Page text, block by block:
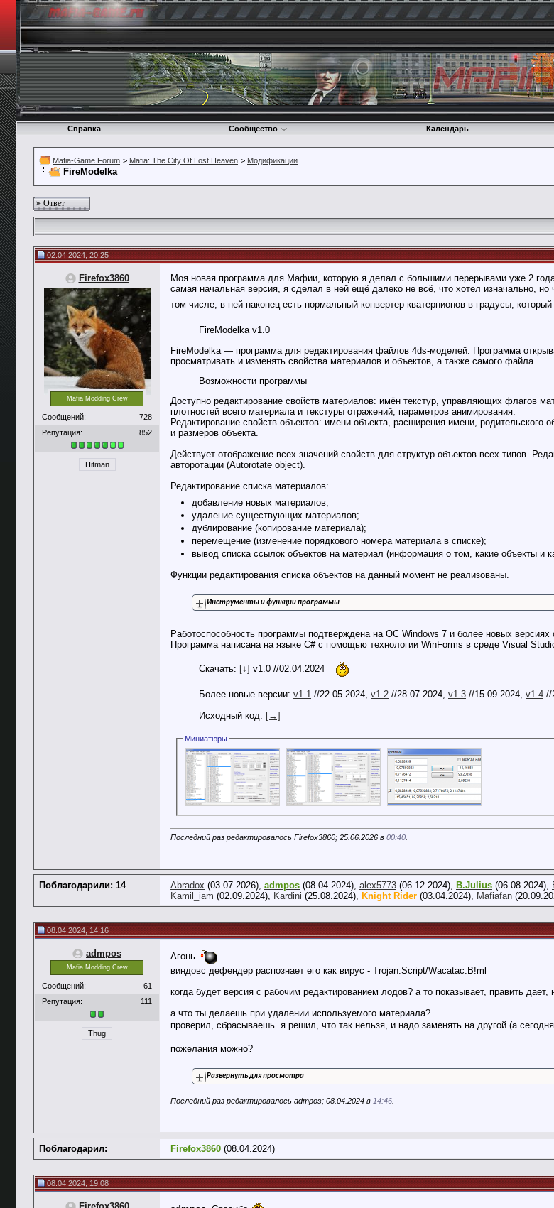
Справка Сообщество Календарь
Mafia-Game Forum > Mafia: The City Of Lost Heaven > Модификации
FireModelka
Ответ
02.04.2024, 20:25
Firefox3860
Mafia Modding Crew
Сообщений:
728
Репутация:
852
Hitman
Моя новая программа для Мафии, которую я делал с большими перерывами уже 2
самая начальная версия, я сделал в ней ещё далеко не всё, что хотел изначально,
том числе, в ней наконец есть нормальный конвертер кватернионов в градусы,
FireModelkav1.0
FireModelka — программа для редактирования файлов 4ds-моделей. Программа
просматривать и изменять свойства материалов и объектов, а также самого файла.
Возможности программы
Доступно редактирование свойств материалов: имён текстур, управляющих флагов
плотностей всего материала и текстуры отражений, параметров анимирования.
Редактирование свойств объектов: имени объекта, расширения имени,
и размеров объекта.
Действует отображение всех значений свойств для структур объектов всех типов.
авторотации (Autorotate object).
Редактирование списка материалов:
добавление новых материалов;
удаление существующих материалов;
дублирование (копирование материала);
перемещение (изменение порядкового номера материала в списке);
вывод списка ссылок объектов на материал (информация о том, какие объекты и
Функции редактирования списка объектов на данный момент не реализованы.
Инструменты и функции программы
Работоспособность программы подтверждена на ОС Windows 7 и более новых
Программа написана на языке C# с помощью технологии WinForms в среде Visual
Скачать: [↓] v1.0 //02.04.2024
Более новые версии: v1.1 //22.05.2024, v1.2 //28.07.2024, v1.3 //15.09.2024, v1.4 //
Исходный код: [→]
Миниатюры
Последний раз редактировалось Firefox3860; 25.06.2026 в 00:40
Поблагодарили: 14 Abradox (03.07.2026), admpos (08.04.2024), alex5773 (06.12.2024), B.Julius (06.08.2024),
Kamil_iam (02.09.2024), Kardini (25.08.2024), Knight Rider (03.04.2024), Mafiafan
08.04.2024, 14:16
admpos
Mafia Modding Crew
Сообщений:
61
Репутация:
111
Thug
Агонь
виндовс дефендер распознает его как вирус - Trojan:Script/Wacatac.B!ml
когда будет версия с рабочим редактированием лодов? а то показывает, править
а что ты делаешь при удалении используемого материала?
проверил, сбрасываешь. я решил, что так нельзя, и надо заменять на другой (а
пожелания можно?
Развернуть для просмотра
Последний раз редактировалось admpos; 08.04.2024 в 14:46
Поблагодарил: Firefox3860 (08.04.2024)
08.04.2024, 19:08